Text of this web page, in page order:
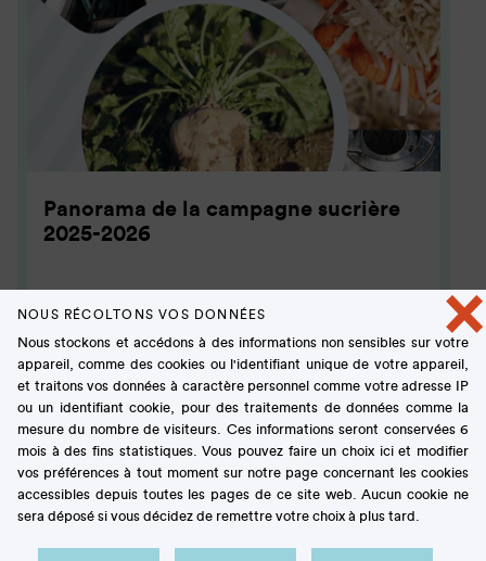
Panorama de la campagne sucrière
2025-2026
×
NOUS RÉCOLTONS VOS DONNÉES
Nous stockons et accédons à des informations non sensibles sur votre
appareil, comme des cookies ou l'identifiant unique de votre appareil,
et traitons vos données à caractère personnel comme votre adresse IP
ou un identifiant cookie, pour des traitements de données comme la
mesure du nombre de visiteurs. Ces informations seront conservées 6
mois à des fins statistiques. Vous pouvez faire un choix ici et modifier
vos préférences à tout moment sur notre page concernant les cookies
accessibles depuis toutes les pages de ce site web. Aucun cookie ne
sera déposé si vous décidez de remettre votre choix à plus tard.